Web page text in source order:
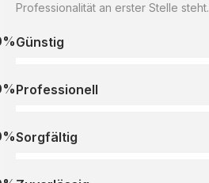
Professionalität an erster Stelle steht.
Günstig
Professionell
Sorgfältig